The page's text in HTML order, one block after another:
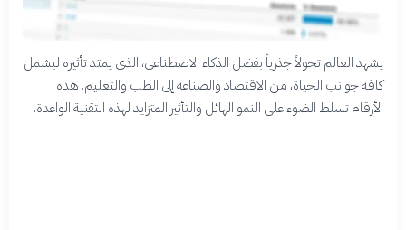
يشهد العالم تحولاً جذرياً بفضل الذكاء الاصطناعي، الذي يمتد تأثيره ليشمل
كافة جوانب الحياة، من الاقتصاد والصناعة إلى الطب والتعليم. هذه
الأرقام تسلط الضوء على النمو الهائل والتأثير المتزايد لهذه التقنية الواعدة.